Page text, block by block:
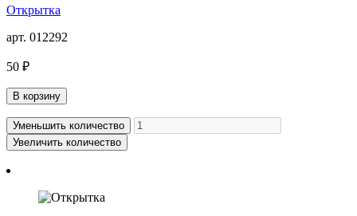
Открытка
арт. 012292
50 ₽
В корзину
Уменьшить количество
Увеличить количество